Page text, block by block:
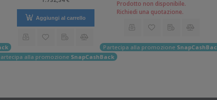
Aggiungi al carrello
alla promozione SnapCashBack
Prodotto non disponibile.
Richiedi una quotazione.
Partecipa alla promozione